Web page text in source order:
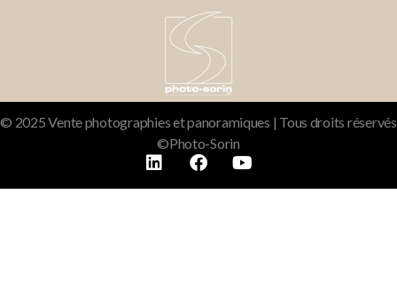
© 2025 Vente photographies et panoramiques | Tous droits réservés
©Photo-Sorin